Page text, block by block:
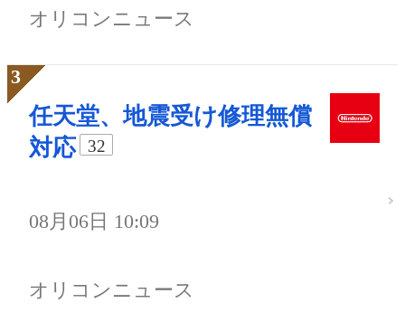
オリコンニュース
任天堂、地震受け修理無償
対応
32
08月06日 10:09
オリコンニュース